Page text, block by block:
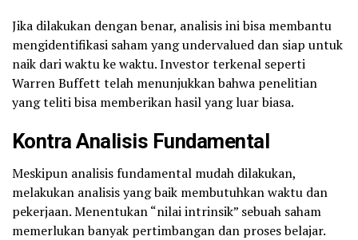
Jika dilakukan dengan benar, analisis ini bisa membantu
mengidentifikasi saham yang undervalued dan siap untuk
naik dari waktu ke waktu. Investor terkenal seperti
Warren Buffett telah menunjukkan bahwa penelitian
yang teliti bisa memberikan hasil yang luar biasa.
Kontra Analisis Fundamental
Meskipun analisis fundamental mudah dilakukan,
melakukan analisis yang baik membutuhkan waktu dan
pekerjaan. Menentukan “nilai intrinsik” sebuah saham
memerlukan banyak pertimbangan dan proses belajar.